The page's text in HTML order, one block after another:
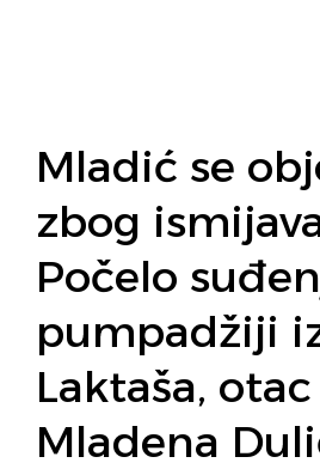
Mladić se
zbog
Počelo
pumpadžiji
Laktaša, otac
Mladena